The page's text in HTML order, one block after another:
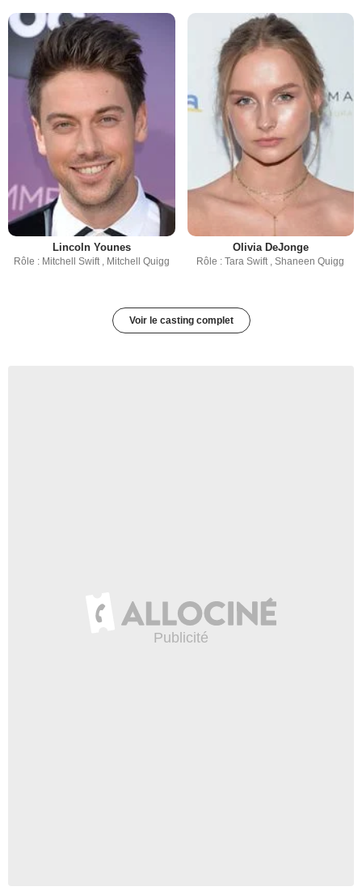
Lincoln Younes
Rôle : Mitchell Swift , Mitchell Quigg
Olivia DeJonge
Rôle : Tara Swift , Shaneen Quigg
Voir le casting complet